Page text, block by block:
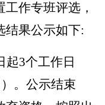
工作专班评选，
结果公示如下:
起3个工作日
。 公示结束